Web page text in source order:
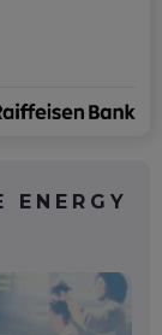
ENERGY